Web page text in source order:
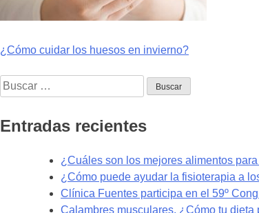
Navegación
de
entradas
¿Cómo cuidar los huesos en invierno?
Buscar:
Entradas recientes
¿Cuáles son los mejores alimentos
¿Cómo puede ayudar la fisioterapia a
Clínica Fuentes participa en el 59º
Calambres musculares. ¿Cómo tu